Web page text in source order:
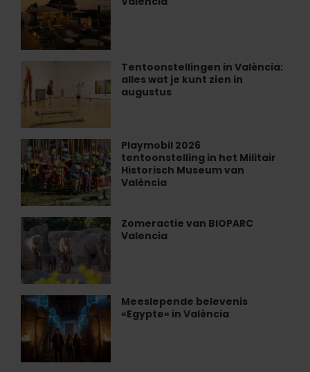
Roig
Arena
in
Hotel
Las
Arenas
in
Valencia
Tentoonstellingen in València:
alles wat je kunt zien in
augustus
Tentoonstellingen
in
València:
alles
wat
je
kunt
zien
in
augustus
Playmobil 2026
tentoonstelling in het Militair
Historisch Museum van
València
Playmobil
2026
tentoonstelling
in
het
Militair
Historisch
Museum
van
València
Zomeractie van BIOPARC
Valencia
Zomeractie
van
BIOPARC
Valencia
Meeslepende belevenis
«Egypte» in València
Meeslepende
belevenis
«Egypte»
in
València